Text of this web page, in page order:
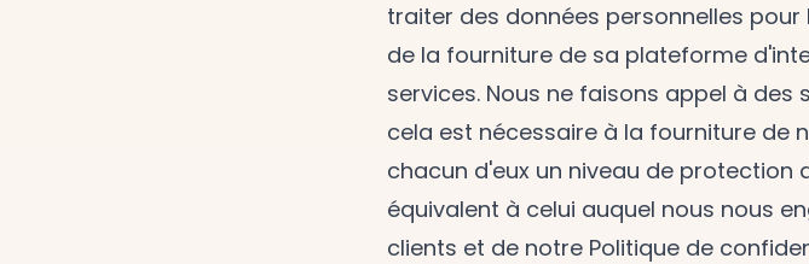
traiter des données personnelles
de la fourniture de sa plateforme
services. Nous ne faisons appel à
cela est nécessaire à la fourniture de
chacun d'eux un niveau de protection
équivalent à celui auquel nous nous
clients et de notre Politique de